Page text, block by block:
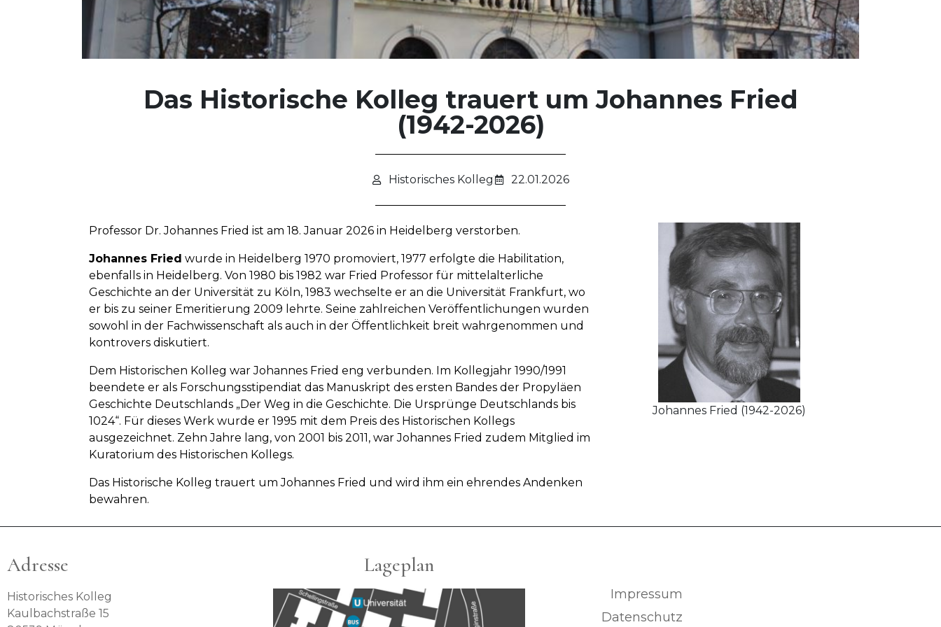
Das Historische Kolleg trauert um Johannes Fried
(1942-2026)
Historisches Kolleg 22.01.2026
Professor Dr. Johannes Fried ist am 18. Januar 2026 in Heidelberg verstorben.
Johannes Fried wurde in Heidelberg 1970 promoviert, 1977 erfolgte die Habilitation,
ebenfalls in Heidelberg. Von 1980 bis 1982 war Fried Professor für mittelalterliche
Geschichte an der Universität zu Köln, 1983 wechselte er an die Universität Frankfurt, wo
er bis zu seiner Emeritierung 2009 lehrte. Seine zahlreichen Veröffentlichungen wurden
sowohl in der Fachwissenschaft als auch in der Öffentlichkeit breit wahrgenommen und
kontrovers diskutiert.
Dem Historischen Kolleg war Johannes Fried eng verbunden. Im Kollegjahr 1990/1991
beendete er als Forschungsstipendiat das Manuskript des ersten Bandes der Propyläen
Geschichte Deutschlands „Der Weg in die Geschichte. Die Ursprünge Deutschlands bis
1024“. Für dieses Werk wurde er 1995 mit dem Preis des Historischen Kollegs
ausgezeichnet. Zehn Jahre lang, von 2001 bis 2011, war Johannes Fried zudem Mitglied im
Kuratorium des Historischen Kollegs.
Das Historische Kolleg trauert um Johannes Fried und wird ihm ein ehrendes Andenken
bewahren.
Johannes Fried (1942-2026)
Adresse
Historisches Kolleg
Kaulbachstraße 15
Lageplan
Impressum
Datenschutz